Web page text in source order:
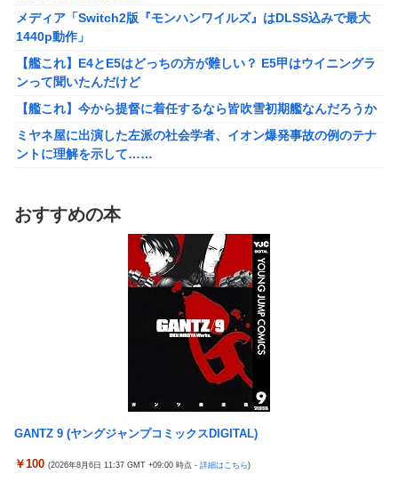
【〈物語〉シリーズ】セガ「忍野忍」「斧乃木余接」プライズフ
ィギュア【彩色原型公開】
【バンダイ】「食玩」「プライズ」「ガシャポン」2026年8月発
売商品【発売スケジュール】
結婚相談所職員さん、子なし女にド正論を述べてしまう…
週間少年ジャンプのグッズ(43億円分)を注文してキャンセルした
32歳女が逮捕
今年3月のベントレーひき逃げ事件で逮捕された男、韓国籍だっ
け投稿など嘘だらけｗｗｗｗｗｗｗｗ
【悲報】桐谷さん「人生かけて7億円貯めたのにガンで死ぬか
も。もっと素直に遊べばよかった。」
れいわ新選組、党名変更を発表 新党名は...
精神科に通院してるけど「ヤンキー・ギャル・体育会系・茶髪や
金髪の人」を待合室で一度も見たことない
ミヤネ屋に出演した左派の社会学者、イオン爆発事故の例のテナ
【草】アル中「水飲みたくない！」 グラス「はい転倒」
「こんな事になるんやから強制置き配は止めておくべき」とユー
ザーがドン引き、UberEatsが導入した強制置き配が起こしたの
は……
メディア「Switch2版『モンハンワイルズ』はDLSS込みで最大
1440p動作」
【艦これ】E4とE5はどっちの方が難しい？ E5甲はウイニングラ
ンって聞いたんだけど
【艦これ】今から提督に着任するなら皆吹雪初期艦なんだろうか
ミヤネ屋に出演した左派の社会学者、イオン爆発事故の例のテナ
ントに理解を示して……
「こんな事になるんやから強制置き配は止めておくべき」とユー
ザーがドン引き、UberEatsが導入した強制置き配が起こしたの
女さん、ワンピースグッズを大量注文→全キャンセルで逮捕ｗｗ
【日向坂46】 かほりん、ありのままの姿・・・【藤嶌果歩1st写
【画像】スト6に彗星の如く現れたフィリピン人キャラが可愛す
周囲の人「おい見ろよ…」「一人で来てんのかな…？ｗ」「腹で
けーｗ」一人焼肉ワイ「……ッ…！」
ｗｗｗ
おすすめの本
GANTZ 9 (ヤングジャンプコミックスDIGITAL)
￥100 (2026年8月6日 11:37 GMT +09:00 時点 - 詳細はこちら)